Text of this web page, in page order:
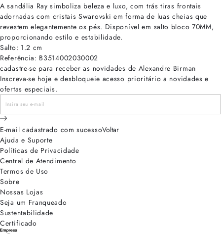
A sandália Ray simboliza beleza e luxo, com trás tiras frontais
adornadas com cristais Swarovski em forma de luas cheias que
revestem elegantemente os pés. Disponível em salto bloco 70MM,
proporcionando estilo e estabilidade.
Salto: 1.2 cm
Referência: B3514002030002
cadastre-se para receber as novidades de Alexandre Birman
Inscreva-se hoje e desbloqueie acesso prioritário a novidades e
ofertas especiais.
E-mail cadastrado com sucessoVoltar
Ajuda e Suporte
Políticas de Privacidade
Central de Atendimento
Termos de Uso
Sobre
Nossas Lojas
Seja um Franqueado
Sustentabilidade
Certificado